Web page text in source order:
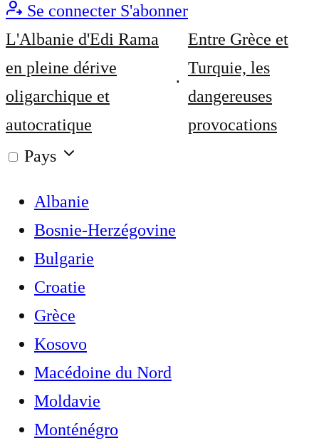
Se connecter S'abonner
L'Albanie d'Edi Rama
en pleine dérive
oligarchique et
autocratique
Entre Grèce et
Turquie, les
dangereuses
provocations
Pays
Albanie
Bosnie-Herzégovine
Bulgarie
Croatie
Grèce
Kosovo
Macédoine du Nord
Moldavie
Monténégro